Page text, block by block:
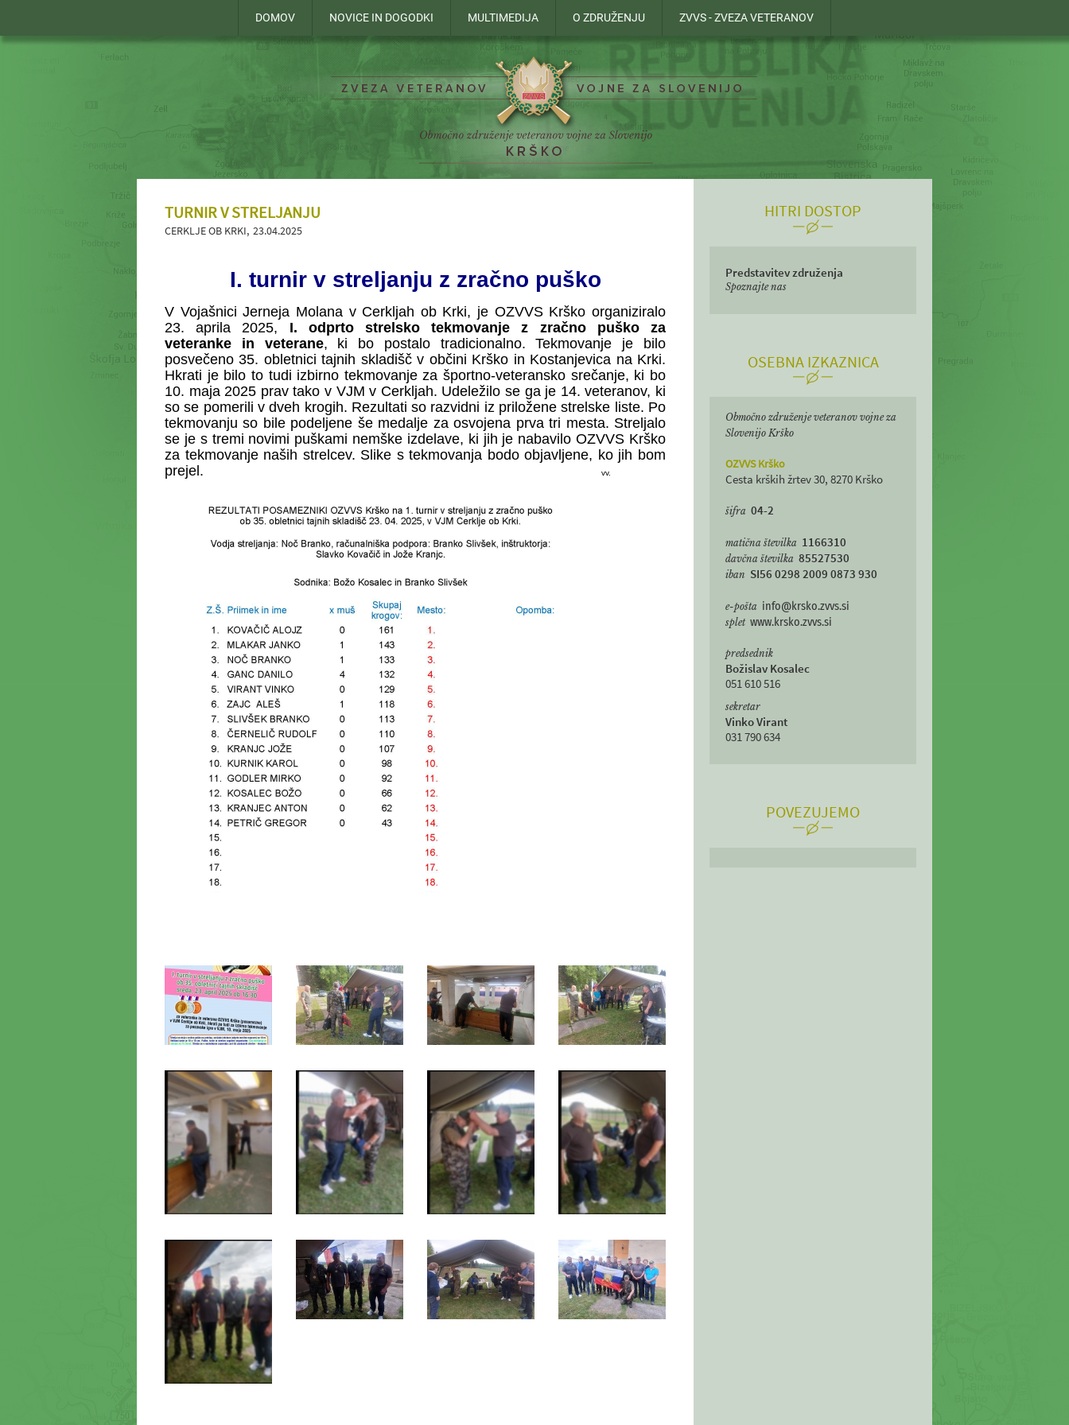
DOMOV NOVICE IN DOGODKI MULTIMEDIJA O ZDRUŽENJU ZVVS - ZVEZA VETERANOV
TURNIR V STRELJANJU
CERKLJE OB KRKI 23.04.2025
I. turnir v streljanju z zračno puško
V Vojašnici Jerneja Molana v Cerkljah ob Krki, je OZVVS Krško organiziralo
23. aprila 2025, I. odprto strelsko tekmovanje z zračno puško za
veteranke in veterane, ki bo postalo tradicionalno. Tekmovanje je bilo
posvečeno 35. obletnici tajnih skladišč v občini Krško in Kostanjevica na Krki.
Hkrati je bilo to tudi izbirno tekmovanje za športno-veteransko srečanje, ki bo
10. maja 2025 prav tako v VJM v Cerkljah. Udeležilo se ga je 14. veteranov, ki
so se pomerili v dveh krogih. Rezultati so razvidni iz priložene strelske liste. Po
tekmovanju so bile podeljene še medalje za osvojena prva tri mesta. Streljalo
se je s tremi novimi puškami nemške izdelave, ki jih je nabavilo OZVVS Krško
za tekmovanje naših strelcev. Slike s tekmovanja bodo objavljene, ko jih bom
prejel.
vv.
HITRI DOSTOP
Predstavitev združenja
Spoznajte nas
OSEBNA IZKAZNICA
Območno združenje veteranov vojne za
Slovenijo Krško
OZVVS Krško
Cesta krških žrtev 30, 8270 Krško
šifra 04-2
matična številka 1166310
davčna številka 85527530
iban SI56 0298 2009 0873 930
e-pošta info@krsko.zvvs.si
splet www.krsko.zvvs.si
predsednik
Božislav Kosalec
051 610 516
sekretar
Vinko Virant
031 790 634
POVEZUJEMO